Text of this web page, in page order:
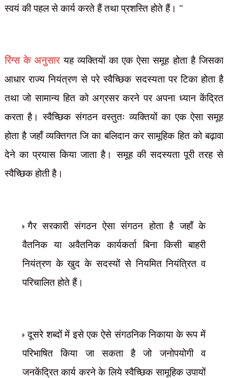
स्वयं की पहल से कार्य करते हैं तथा प्रशस्ति होते हैं। "
रिंग्स के अनुसारयह व्यक्तियों का एक ऐसा समूह होता है जिसका
आधार राज्य नियंत्रण से परे स्वैच्छिक सदस्यता पर टिका होता है
तथा जो सामान्य हित को अग्रसर करने पर अपना ध्यान केंद्रित
करता है। स्वैच्छिक संगठन वस्तुतः व्यक्तियों का एक ऐसा समूह
होता है जहाँ व्यक्तिगत जि का बलिदान कर सामूहिक हित को बढ़ावा
देने का प्रयास किया जाता है। समूह की सदस्यता पूरी तरह से
स्वैच्छिक होती है।
गैर सरकारी संगठन ऐसा संगठन होता है जहाँ के
वैतनिक या अवैतनिक कार्यकर्ता बिना किसी बाहरी
नियंत्रण के खुद के सदस्यों से नियमित नियंत्रित व
परिचालित होते हैं।
दूसरे शब्दों में इसे एक ऐसे संगठनिक निकाया के रूप में
परिभाषित किया जा सकता है जो जनोपयोगी व
जनकेंद्रित कार्य करने के लिये स्वैच्छिक सामूहिक उपायों